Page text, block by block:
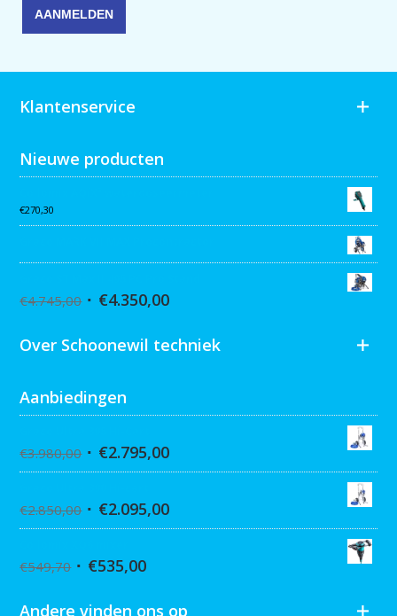
Klantenservice
Nieuwe producten
€270,30
€4.745,00 €4.350,00
Over Schoonewil techniek
Aanbiedingen
€3.980,00 €2.795,00
€2.850,00 €2.095,00
€549,70 €535,00
Andere vinden ons op